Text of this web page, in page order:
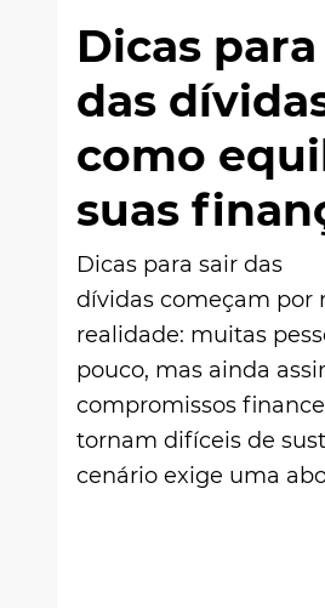
Dicas
das
como
suas
Dicas para sair das
dívidas começam por
realidade: muitas
pouco, mas ainda
compromissos
tornam difíceis de
cenário exige uma